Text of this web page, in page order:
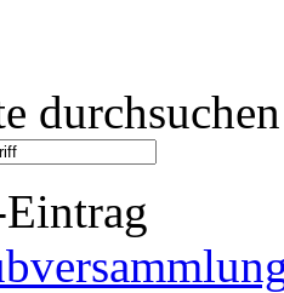
durchsuchen